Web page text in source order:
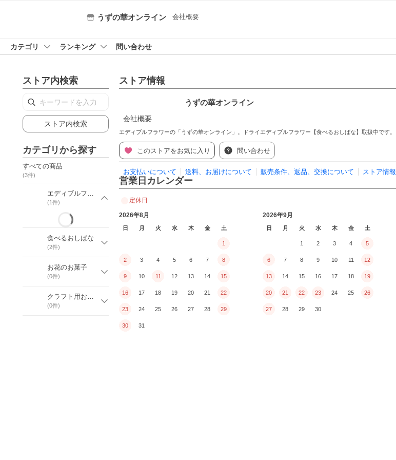
うずの華オンライン 会社概要
カテゴリ ランキング 問い合わせ
ストア内検索
ストア内検索
カテゴリから探す
すべての商品
(3件)
エディブルフラワー「うずの華」
(1件)
食べるおしばな
(2件)
お花のお菓子
(0件)
クラフト用おしばな
(0件)
ストア情報
うずの華オンライン
会社概要
エディブルフラワーの「うずの華オンライン」。ドライエディブルフラワー【食べるおしばな】取扱中です。
このストアをお気に入り 問い合わせ
お支払いについて 送料、お届けについて 販売条件、返品、交換について ストア情報
営業日カレンダー
定休日
2026年8月
日 月 火 水 木 金 土
1
2 3 4 5 6 7 8
9 10 11 12 13 14 15
16 17 18 19 20 21 22
23 24 25 26 27 28 29
30 31
2026年9月
日 月 火 水 木 金 土
1 2 3 4 5
6 7 8 9 10 11 12
13 14 15 16 17 18 19
20 21 22 23 24 25 26
27 28 29 30